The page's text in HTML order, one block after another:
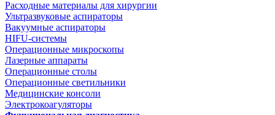
Расходные материалы для хирургии
Ультразвуковые аспираторы
Вакуумные аспираторы
HIFU-системы
Операционные микроскопы
Лазерные аппараты
Операционные столы
Операционные светильники
Медицинские консоли
Электрокоагуляторы